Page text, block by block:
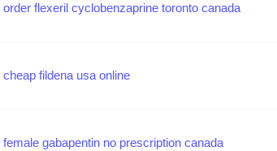
order flexeril cyclobenzaprine toronto canada
cheap fildena usa online
female gabapentin no prescription canada